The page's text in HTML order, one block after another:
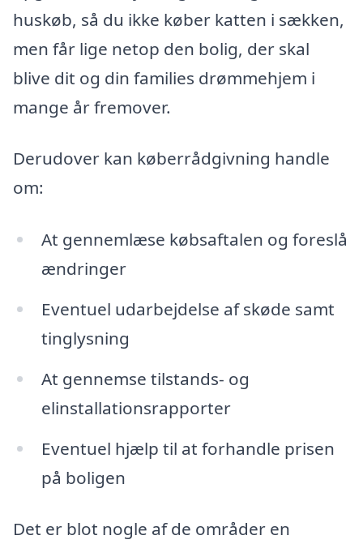
huskøb, så du ikke køber katten i sækken,
men får lige netop den bolig, der skal
blive dit og din families drømmehjem i
mange år fremover.
Derudover kan køberrådgivning handle
om:
At gennemlæse købsaftalen og foreslå
ændringer
Eventuel udarbejdelse af skøde samt
tinglysning
At gennemse tilstands- og
elinstallationsrapporter
Eventuel hjælp til at forhandle prisen
på boligen
Det er blot nogle af de områder en